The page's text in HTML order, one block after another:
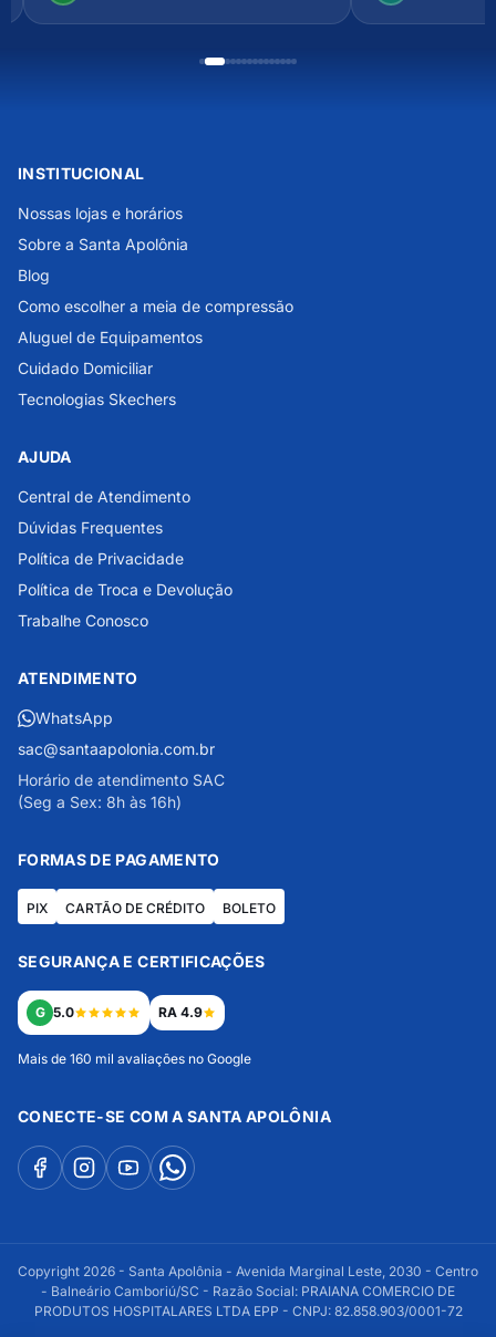
INSTITUCIONAL
Nossas lojas e horários
Sobre a Santa Apolônia
Blog
Como escolher a meia de compressão
Aluguel de Equipamentos
Cuidado Domiciliar
Tecnologias Skechers
AJUDA
Central de Atendimento
Dúvidas Frequentes
Política de Privacidade
Política de Troca e Devolução
Trabalhe Conosco
ATENDIMENTO
WhatsApp
sac@santaapolonia.com.br
Horário de atendimento SAC
(Seg a Sex: 8h às 16h)
FORMAS DE PAGAMENTO
PIX CARTÃO DE CRÉDITO BOLETO
SEGURANÇA E CERTIFICAÇÕES
G 5.0 RA 4.9
Mais de 160 mil avaliações no Google
CONECTE-SE COM A SANTA APOLÔNIA
Copyright 2026 - Santa Apolônia - Avenida Marginal Leste, 2030 - Centro
- Balneário Camboriú/SC - Razão Social: PRAIANA COMERCIO DE
PRODUTOS HOSPITALARES LTDA EPP - CNPJ: 82.858.903/0001-72